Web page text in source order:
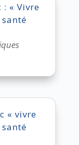
« Vivre
« vivre